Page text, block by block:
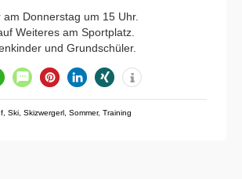
Donnerstag um 15 Uhr.
Weiteres am Sportplatz.
und Grundschüler.
Ski Skizwergerl Sommer, Training